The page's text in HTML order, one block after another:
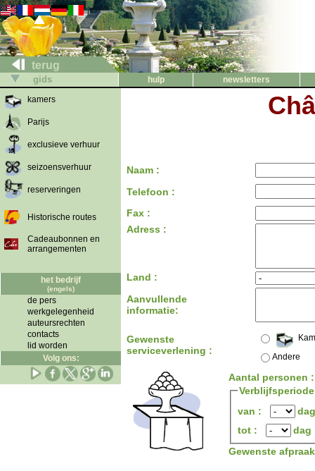
terug
gids hulp
newsletters
kamers
Parijs
exclusieve verhuur
seizoensverhuur
reserveringen
Historische routes
Cadeaubonnen en
arrangementen
het bedrijf
(engels)
de pers
werkgelegenheid
auteursrechten
contacts
lid worden
Volg ons:
Naam :
Telefoon :
Fax :
Adress :
Land :
Aanvullende
informatie:
Gewenste
serviceverlening :
Andere
Aantal personen
Verblijfsperiode
van :
dag
tot :
dag
Gewenste